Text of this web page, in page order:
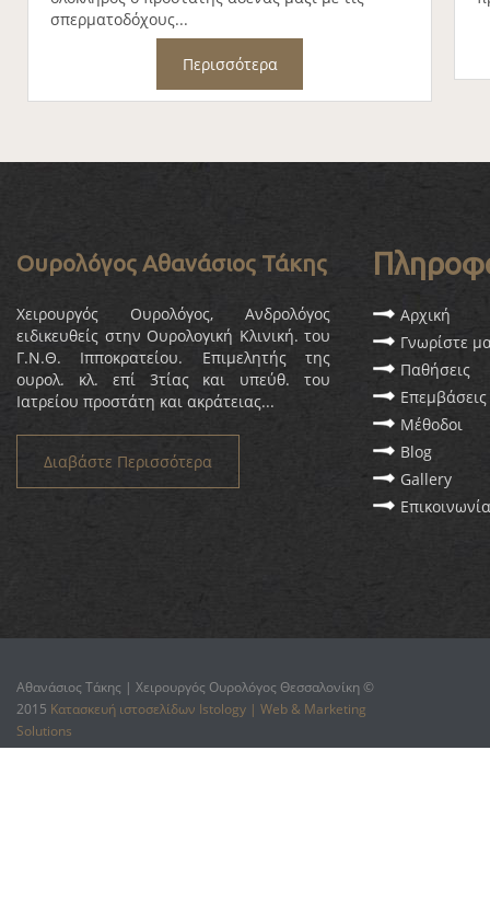
σπερματοδόχους...
Περισσότερα
Ουρολόγος Αθανάσιος Τάκης
Χειρουργός Ουρολόγος, Ανδρολόγος
ειδικευθείς στην Ουρολογική Κλινική. του
Γ.Ν.Θ. Ιπποκρατείου. Επιμελητής της
ουρολ. κλ. επί 3τίας και υπεύθ. του
Ιατρείου προστάτη και ακράτειας...
Διαβάστε Περισσότερα
Αρχική
Γνωρίστε
Παθήσεις
Επεμβάσεις
Μέθοδοι
Blog
Gallery
Επικοινωνία
Αθανάσιος Τάκης | Χειρουργός Ουρολόγος Θεσσαλονίκη ©
2015 Κατασκευή ιστοσελίδων Istology | Web & Marketing
Solutions